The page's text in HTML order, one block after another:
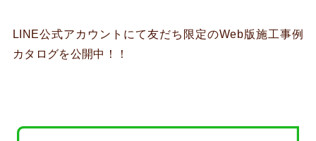
LINE公式アカウントにて友だち限定のWeb版施工事例
カタログを公開中！！